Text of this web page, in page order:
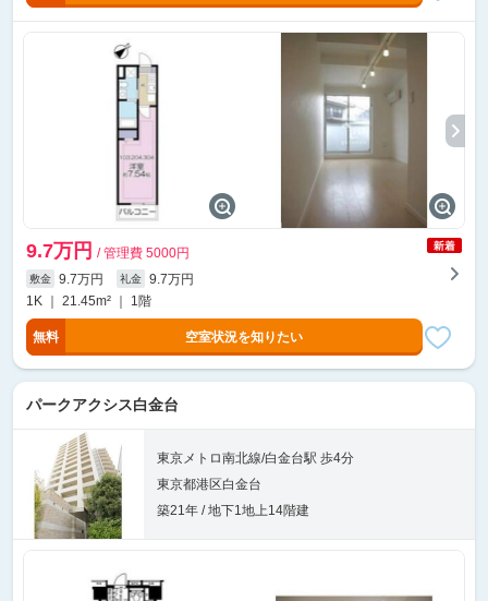
9.7万円 / 管理費 5000円
敷金 9.7万円 礼金
9.7万円
1K ｜ 21.45m² ｜ 1階
無料 空室状況を知りたい
パークアクシス白金台
東京メトロ南北線/白金台駅 歩4分
東京都港区白金台
築21年 / 地下1地上14階建